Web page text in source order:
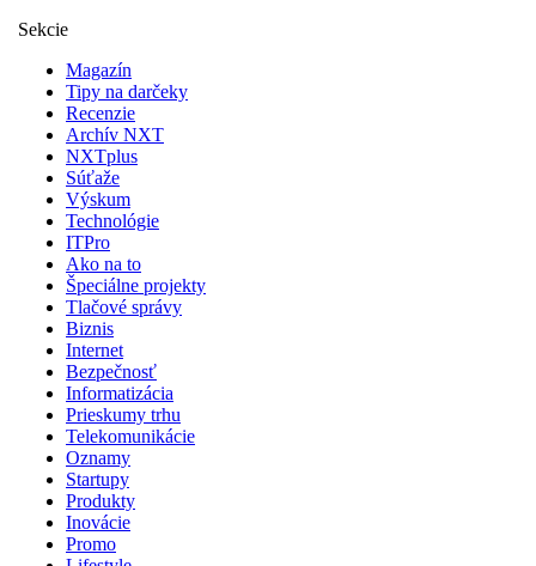
Sekcie
Magazín
Tipy na darčeky
Recenzie
Archív NXT
NXTplus
Súťaže
Výskum
Technológie
ITPro
Ako na to
Špeciálne projekty
Tlačové správy
Biznis
Internet
Bezpečnosť
Informatizácia
Prieskumy trhu
Telekomunikácie
Oznamy
Startupy
Produkty
Inovácie
Promo